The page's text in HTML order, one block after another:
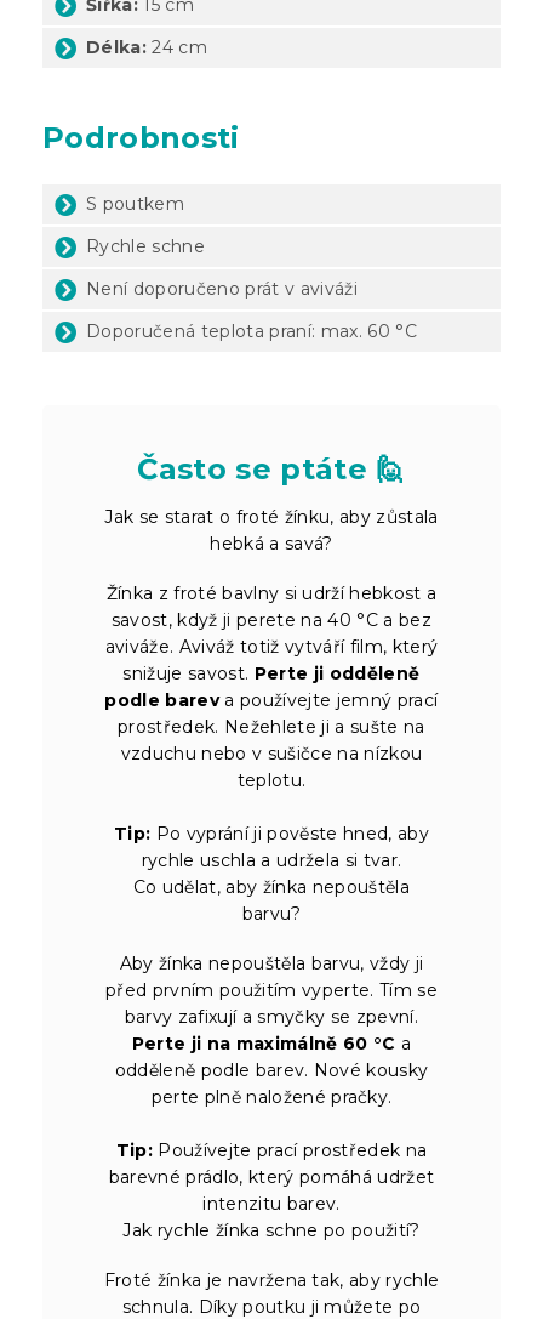
Šířka: 15 cm
Délka: 24 cm
Podrobnosti
S poutkem
Rychle schne
Není doporučeno prát v aviváži
Doporučená teplota praní: max. 60 °C
Často se ptáte 🙋
Jak se starat o froté žínku, aby zůstala
hebká a savá?
Žínka z froté bavlny si udrží hebkost a
savost, když ji perete na 40 °C a bez
aviváže. Aviváž totiž vytváří film, který
snižuje savost. Perte ji odděleně
podle bareva používejte jemný prací
prostředek. Nežehlete ji a sušte na
vzduchu nebo v sušičce na nízkou
teplotu.
Tip: Po vyprání ji pověste hned, aby
rychle uschla a udržela si tvar.
Co udělat, aby žínka nepouštěla
barvu?
Aby žínka nepouštěla barvu, vždy ji
před prvním použitím vyperte. Tím se
barvy zafixují a smyčky se zpevní.
Perte ji na maximálně 60 °C a
odděleně podle barev. Nové kousky
perte plně naložené pračky.
Tip: Používejte prací prostředek na
barevné prádlo, který pomáhá udržet
intenzitu barev.
Jak rychle žínka schne po použití?
Froté žínka je navržena tak, aby rychle
schnula. Díky poutku ji můžete po